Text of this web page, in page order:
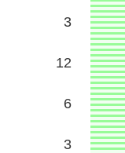
3
12
6
3